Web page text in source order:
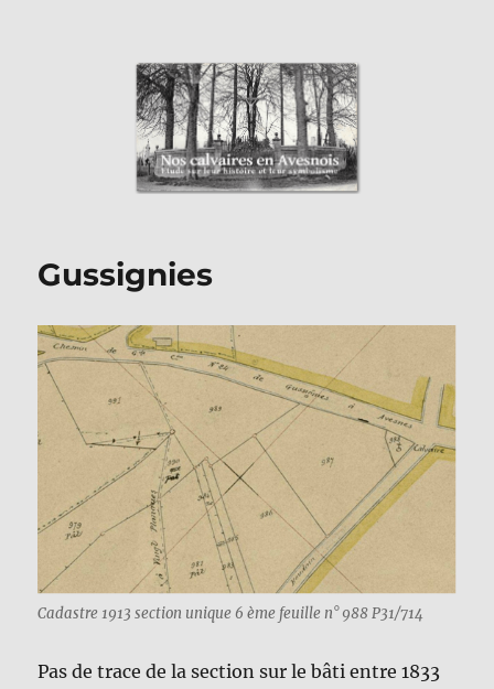
Nos Calvaires en Avesnois
Gussignies
Cadastre 1913 section unique 6 ème feuille n° 988 P31/714
Pas de trace de la section sur le bâti entre 1833